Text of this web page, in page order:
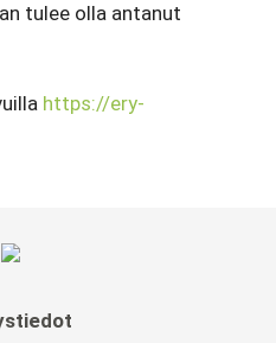
tulee olla antanut
https://ery-